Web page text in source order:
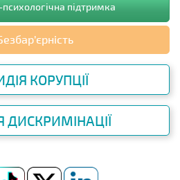
підтримка
КОРУПЦІЇ
ДИСКРИМІНАЦІЇ